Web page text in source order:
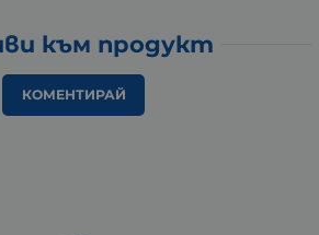
към продукт
КОМЕНТИРАЙ